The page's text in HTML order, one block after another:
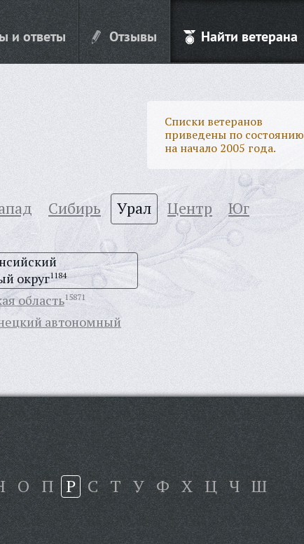
и ответы Отзывы Найти ветерана
Списки ветеранов
приведены по состоянию
на начало 2005 года.
Сибирь Урал Центр Юг
округ1184
область15871
автономный
О П Р С Т У Ф Х Ц Ч Ш